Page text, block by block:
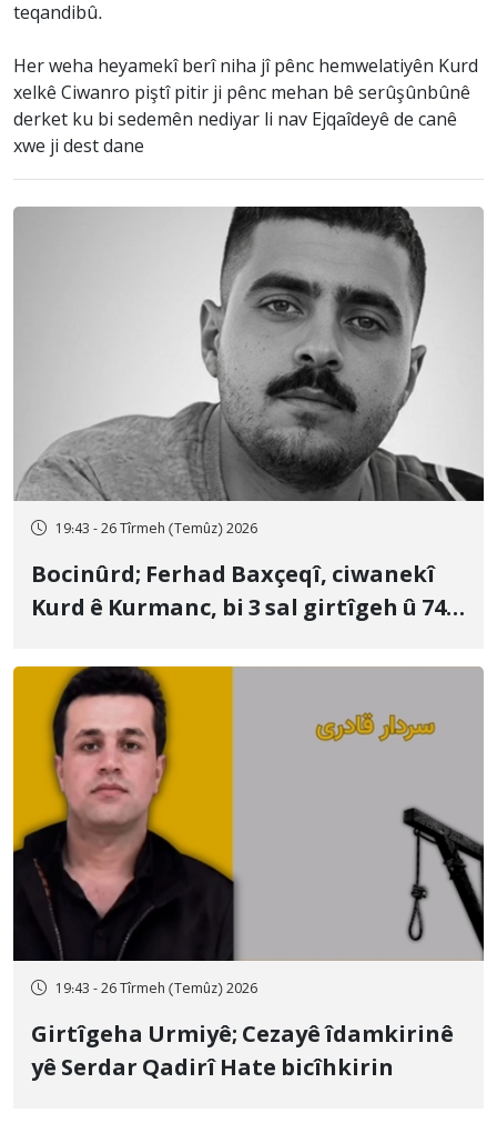
teqandibû.
Her weha heyamekî berî niha jî pênc hemwelatiyên Kurd
xelkê Ciwanro piştî pitir ji pênc mehan bê serûşûnbûnê
derket ku bi sedemên nediyar li nav Ejqaîdeyê de canê
xwe ji dest dane
19:43 - 26 Tîrmeh (Temûz) 2026
Bocinûrd; Ferhad Baxçeqî, ciwanekî
Kurd ê Kurmanc, bi 3 sal girtîgeh û 74
19:43 - 26 Tîrmeh (Temûz) 2026
Girtîgeha Urmiyê; Cezayê îdamkirinê
yê Serdar Qadirî Hate bicîhkirin